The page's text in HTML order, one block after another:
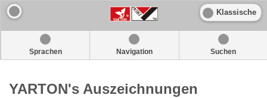
Klassische
Sprachen Navigation Suchen
YARTON's Auszeichnungen